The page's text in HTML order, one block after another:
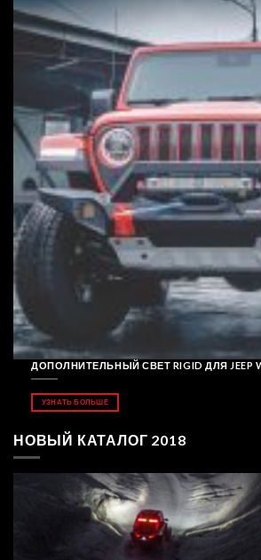
ДОПОЛНИТЕЛЬНЫЙ СВЕТ RIGID ДЛЯ JEEP
УЗНАТЬ БОЛЬШЕ
НОВЫЙ КАТАЛОГ 2018